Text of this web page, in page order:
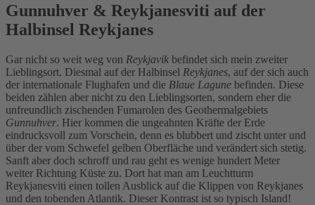
Gunnuhver & Reykjanesviti auf der
Halbinsel Reykjanes
Gar nicht so weit weg von Reykjavik befindet sich mein zweiter
Lieblingsort. Diesmal auf der Halbinsel Reykjanes, auf der sich auch
der internationale Flughafen und die Blaue Lagune befinden. Diese
beiden zählen aber nicht zu den Lieblingsorten, sondern eher die
unfreundlich zischenden Fumarolen des Geothermalgebiets
Gunnuhver. Hier kommen die ungeahnten Kräfte der Erde
eindrucksvoll zum Vorschein, denn es blubbert und zischt unter und
über der vom Schwefel gelben Oberfläche und verändert sich stetig.
Sanft aber doch schroff und rau geht es wenige hundert Meter
weiter Richtung Küste zu. Dort hat man am Leuchtturm
Reykjanesviti einen tollen Ausblick auf die Klippen von Reykjanes
und den tobenden Atlantik. Dieser Kontrast ist so typisch Island!